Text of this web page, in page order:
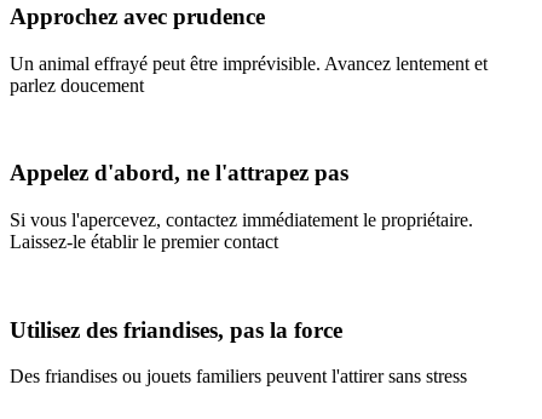
Approchez avec prudence
Un animal effrayé peut être imprévisible. Avancez lentement et
parlez doucement
Appelez d'abord, ne l'attrapez pas
Si vous l'apercevez, contactez immédiatement le propriétaire.
Laissez-le établir le premier contact
Utilisez des friandises, pas la force
Des friandises ou jouets familiers peuvent l'attirer sans stress